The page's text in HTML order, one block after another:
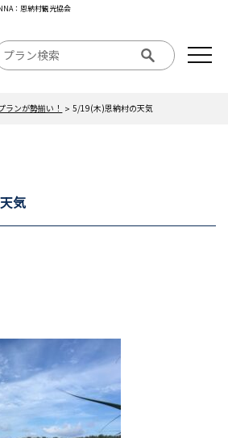
：恩納村観光協会
ランが勢揃い！ 5/19(木)恩納村の天気
気